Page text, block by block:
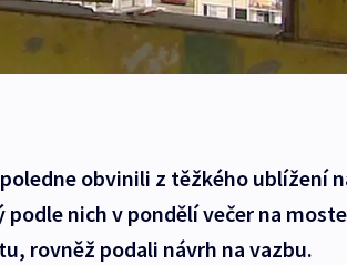
obvinili z těžkého ublížení
nich v pondělí večer na
rovněž podali návrh na vazbu.